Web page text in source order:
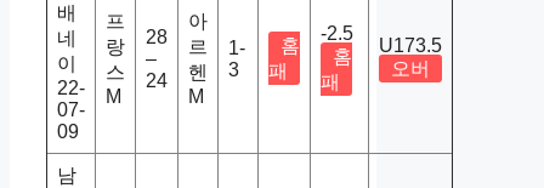
배
네
이
22-
07-
09
프
랑
스
M
28
–
24
아
르
헨
M
1-
3
홈
패
-2.5
홈
패
U173.5
오버
남